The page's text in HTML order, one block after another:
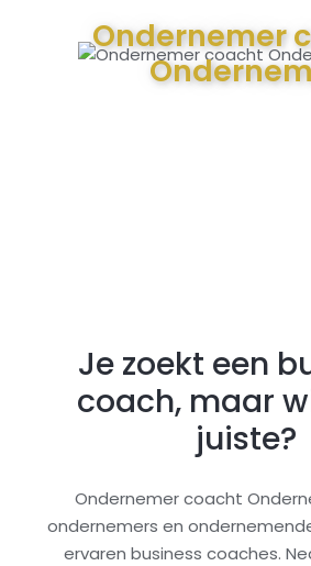
Ondernemer
Je zoekt een
coach, maar
juiste?
Ondernemer coacht
ondernemers en
ervaren business coaches.